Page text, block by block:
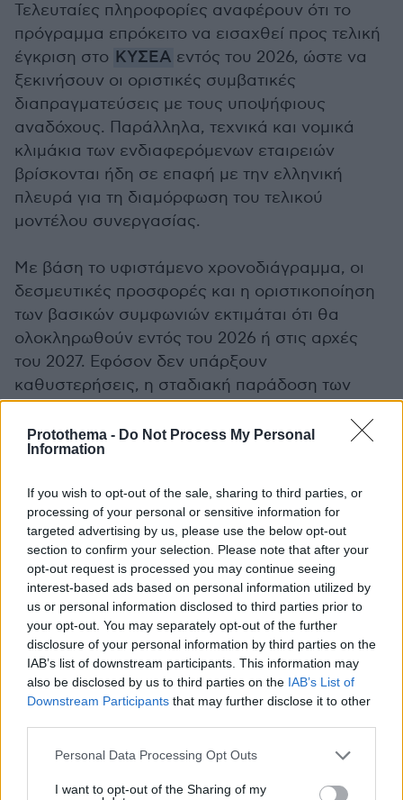
Protothema - Do Not Process My Personal
Information
If you wish to opt-out of the sale, sharing to third parties, or
processing of your personal or sensitive information for
targeted advertising by us, please use the below opt-out
section to confirm your selection. Please note that after your
opt-out request is processed you may continue seeing
interest-based ads based on personal information utilized by
us or personal information disclosed to third parties prior to
your opt-out. You may separately opt-out of the further
disclosure of your personal information by third parties on the
IAB’s list of downstream participants. This information may
also be disclosed by us to third parties on the IAB’s List of
Downstream Participants that may further disclose it to other
Please note that this website/app uses one or more Google
not limited to your visit or usage behaviour. You may click to
Personal Data Processing Opt Outs
I want to opt-out of the Sharing of my
Τελευταίες πληροφορίες αναφέρουν ότι το
πρόγραμμα επρόκειτο να εισαχθεί προς τελική
έγκριση στο ΚΥΣΕΑ εντός του 2026, ώστε να
ξεκινήσουν οι οριστικές συμβατικές
διαπραγματεύσεις με τους υποψήφιους
αναδόχους. Παράλληλα, τεχνικά και νομικά
κλιμάκια των ενδιαφερόμενων εταιρειών
βρίσκονται ήδη σε επαφή με την ελληνική
πλευρά για τη διαμόρφωση του τελικού
μοντέλου συνεργασίας.
Με βάση το υφιστάμενο χρονοδιάγραμμα, οι
δεσμευτικές προσφορές και η οριστικοποίηση
των βασικών συμφωνιών εκτιμάται ότι θα
ολοκληρωθούν εντός του 2026 ή στις αρχές
του 2027. Εφόσον δεν υπάρξουν
καθυστερήσεις, η σταδιακή παράδοση των
ξεκινήσει από το 2027 και να εξελιχθεί σε
πολλαπλές φάσεις μέχρι το τέλος της
Στην αγορά εκτιμάται ότι η «Ασπίδα του
Αχιλλέα» θα αποτελέσει έναν από τους
βασικούς μοχλούς ανάπτυξηςγια την ελληνική
αμυντική βιομηχανία τα επόμενα χρόνια,
καθώς πέρα από τις άμεσες συμβάσεις
αναμένεται να δημιουργήσει και ένα ευρύτερο
οικοσύστημα τεχνολογίας, υποστήριξης και
βιομηχανικής συνεργασίας. Οι ίδιες εκτιμήσεις
συνδέουν το πρόγραμμα και με την ευρύτερη
ενισχύσει την αμυντική αυτονομία της Ευρώπης
και να αυξήσει την παραγωγική ικανότητα των